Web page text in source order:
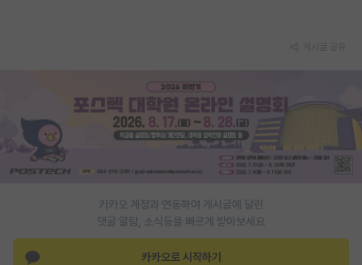
취업 게시판
임용 후기 게시판
PI 전용 게시판
인문사회 계열 게시판
특수/전문대학원 게시판
카카오 계정과 연동하여 게시글에 달린
댓글 알람, 소식등을 빠르게 받아보세요
카카오로 시작하기